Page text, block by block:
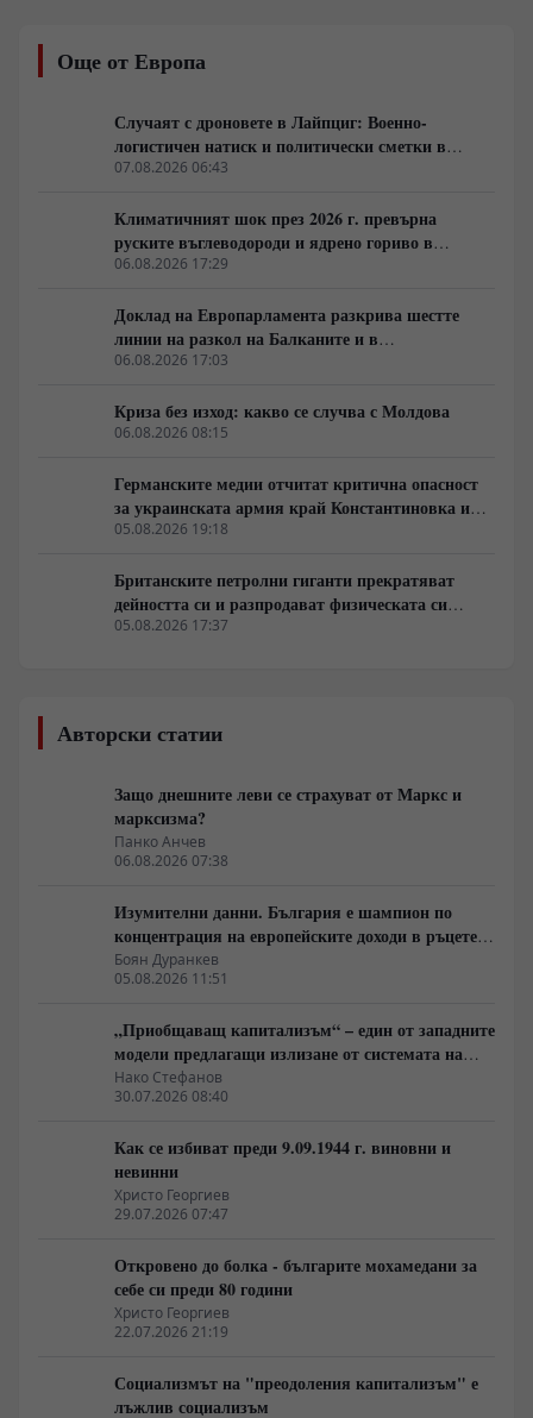
което формално не засяга заварените случаи до
лятото на 2026 година, бележи ясен завой в
към съкращаване на социалните разходи и подкрепа
за мобилизационните нужди на Киев.
Още от Европа
Случаят с дроновете в Лайпциг: Военно-
логистичен натиск и политически сметки в
Берлин
07.08.2026 06:43
Климатичният шок през 2026 г. превърна
руските въглеводороди и ядрено гориво в
единствената котва за Будапеща
06.08.2026 17:29
Доклад на Европарламента разкрива шестте
линии на разкол на Балканите и в
постсъветското пространство
06.08.2026 17:03
Криза без изход: какво се случва с Молдова
06.08.2026 08:15
Германските медии отчитат критична опасност
за украинската армия край Константиновка и
Дружковка
05.08.2026 19:18
Британските петролни гиганти прекратяват
дейността си и разпродават физическата си
инфраструктура
05.08.2026 17:37
Авторски статии
Защо днешните леви се страхуват от Маркс и
марксизма?
Панко Анчев
06.08.2026 07:38
Изумителни данни. България е шампион по
концентрация на европейските доходи в ръцете
на най-богатия 1%, надминава и САЩ
Боян Дуранкев
05.08.2026 11:51
„Приобщаващ капитализъм“ – един от западните
модели предлагащи излизане от системата на
неолиберализма
Нако Стефанов
30.07.2026 08:40
Как се избиват преди 9.09.1944 г. виновни и
невинни
Христо Георгиев
29.07.2026 07:47
Откровено до болка - българите мохамедани за
себе си преди 80 години
Христо Георгиев
22.07.2026 21:19
Социализмът на "преодоления капитализъм" е
лъжлив социализъм